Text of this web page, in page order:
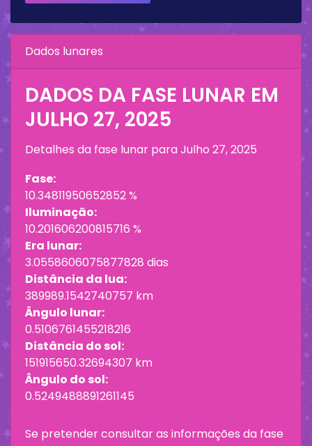
Dados lunares
DADOS DA FASE LUNAR EM
JULHO 27, 2025
Detalhes da fase lunar paraJulho 27, 2025
Fase:
10.34811950652852 %
Iluminação:
10.201606200815716 %
Era lunar:
3.0558606075877828 dias
Distância da lua:
389989.1542740757 km
Ângulo lunar:
0.5106761455218216
Distância do sol:
151915650.32694307 km
Ângulo do sol:
0.5249488891261145
Se pretender consultar as informações da fase